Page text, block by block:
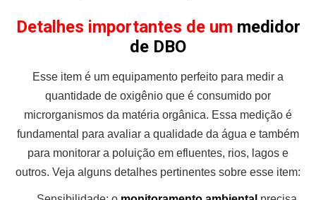
Detalhes importantes de um medidor
de DBO
Esse item é um equipamento perfeito para medir a
quantidade de oxigênio que é consumido por
microrganismos da matéria orgânica. Essa medição é
fundamental para avaliar a qualidade da água e também
para monitorar a poluição em efluentes, rios, lagos e
outros. Veja alguns detalhes pertinentes sobre esse item: